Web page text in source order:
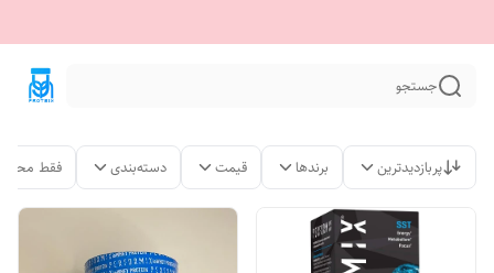
جستجو
پربازدیدترین برندها قیمت دسته‌بندی فقط